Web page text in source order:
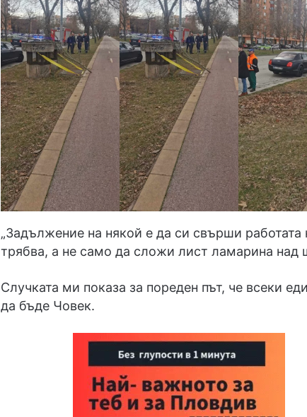
„Задължение на някой е да си свърши работата
трябва, а не само да сложи лист ламарина над
Случката ми показа за пореден път, че всеки
да бъде Човек.